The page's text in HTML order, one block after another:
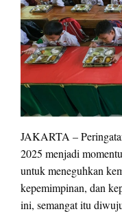
JAKARTA –
2025 menjadi
untuk meneguhkan
kepemimpinan, dan
ini, semangat itu